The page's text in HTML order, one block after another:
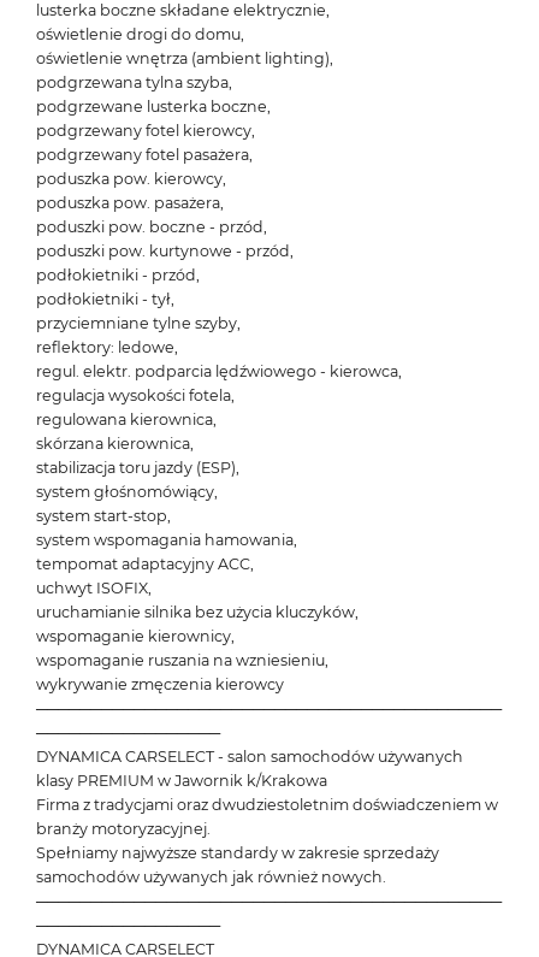
lusterka boczne składane elektrycznie,
oświetlenie drogi do domu,
oświetlenie wnętrza (ambient lighting),
podgrzewana tylna szyba,
podgrzewane lusterka boczne,
podgrzewany fotel kierowcy,
podgrzewany fotel pasażera,
poduszka pow. kierowcy,
poduszka pow. pasażera,
poduszki pow. boczne - przód,
poduszki pow. kurtynowe - przód,
podłokietniki - przód,
podłokietniki - tył,
przyciemniane tylne szyby,
reflektory: ledowe,
regul. elektr. podparcia lędźwiowego - kierowca,
regulacja wysokości fotela,
regulowana kierownica,
skórzana kierownica,
stabilizacja toru jazdy (ESP),
system głośnomówiący,
system start-stop,
system wspomagania hamowania,
tempomat adaptacyjny ACC,
uchwyt ISOFIX,
uruchamianie silnika bez użycia kluczyków,
wspomaganie kierownicy,
wspomaganie ruszania na wzniesieniu,
wykrywanie zmęczenia kierowcy
───────────────────────────────────────────
─────────────────
DYNAMICA CARSELECT - salon samochodów używanych
klasy PREMIUM w Jawornik k/Krakowa
Firma z tradycjami oraz dwudziestoletnim doświadczeniem w
branży motoryzacyjnej.
Spełniamy najwyższe standardy w zakresie sprzedaży
samochodów używanych jak również nowych.
───────────────────────────────────────────
─────────────────
DYNAMICA CARSELECT